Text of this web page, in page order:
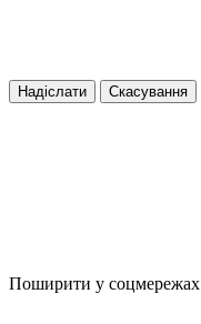
Надіслати Скасування
Поширити у соцмережах